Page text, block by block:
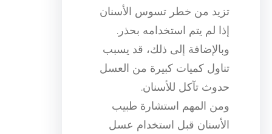
تزيد من خطر تسوس الأسنان
إذا لم يتم استخدامه بحذر.
وبالإضافة إلى ذلك، قد يسبب
تناول كميات كبيرة من العسل
حدوث تآكل للأسنان.
ومن المهم استشارة طبيب
الأسنان قبل استخدام عسل